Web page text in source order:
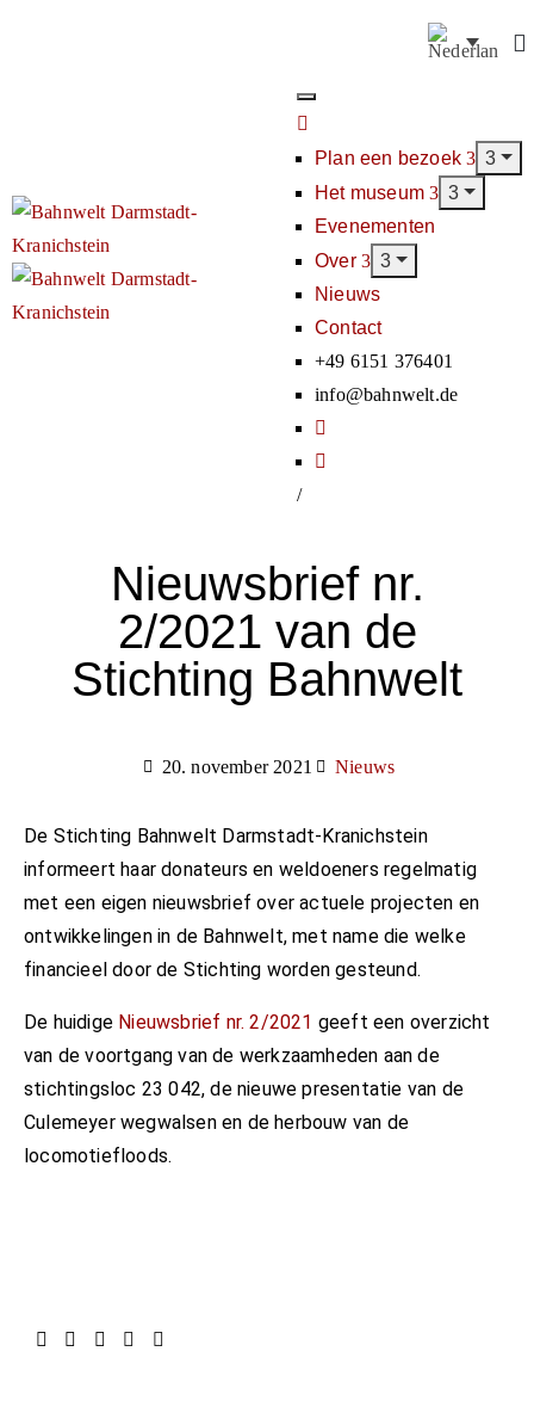
Plan een bezoek
Het museum
Evenementen
Over
Nieuws
Contact
+49 6151 376401
info@bahnwelt.de
/
Nieuwsbrief nr.
2/2021 van de
Stichting Bahnwelt
20. november 2021 Nieuws
De Stichting Bahnwelt Darmstadt-Kranichstein
informeert haar donateurs en weldoeners regelmatig
met een eigen nieuwsbrief over actuele projecten en
ontwikkelingen in de Bahnwelt, met name die welke
financieel door de Stichting worden gesteund.
De huidige Nieuwsbrief nr. 2/2021 geeft een overzicht
van de voortgang van de werkzaamheden aan de
stichtingsloc 23 042, de nieuwe presentatie van de
Culemeyer wegwalsen en de herbouw van de
locomotiefloods.